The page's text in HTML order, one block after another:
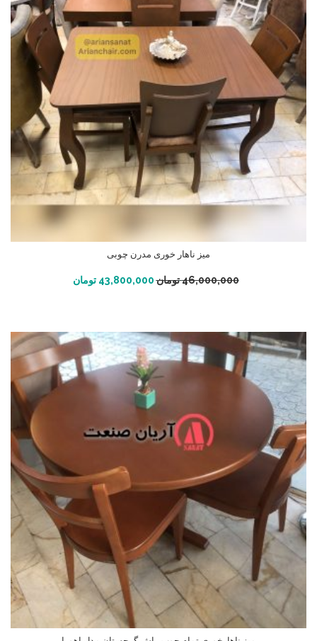
میز ناهار خوری مدرن چوبی
46,000,000تومان 43,800,000 تومان افزودن به سبد خرید